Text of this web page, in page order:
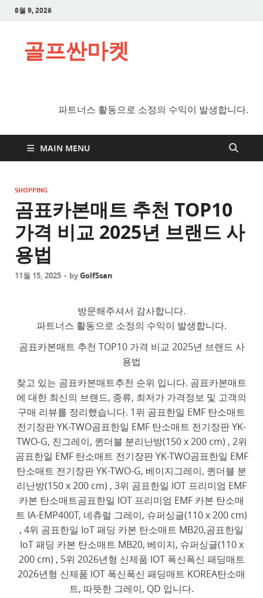
8월 9, 2026
골프싼마켓
파트너스 활동으로 소정의 수익이 발생합니다.
MAIN MENU
SHOPPING
곰표카본매트 추천 TOP10
가격 비교 2025년 브랜드 사
용법
11월 15, 2025 - byGolfSsan
방문해주셔서 감사합니다.
파트너스 활동으로 소정의 수익이 발생합니다.
곰표카본매트 추천 TOP10 가격 비교 2025년 브랜드 사
용법
찾고 있는 곰표카본매트추천 순위 입니다. 곰표카본매트
에 대한 최신의 브랜드, 종류, 최저가 가격정보 및 고객의
구매 리뷰를 정리했습니다. 1위 곰표한일 EMF 탄소매트
전기장판 YK-TWO곰표한일 EMF 탄소매트 전기장판 YK-
TWO-G, 진그레이, 퀸더블 분리난방(150 x 200 cm) , 2위
곰표한일 EMF 탄소매트 전기장판 YK-TWO곰표한일 EMF
탄소매트 전기장판 YK-TWO-G, 베이지그레이, 퀸더블 분
리난방(150 x 200 cm) , 3위 곰표한일 IOT 프리미엄 EMF
카본 탄소매트곰표한일 IOT 프리미엄 EMF 카본 탄소매
트 IA-EMP400T, 네츄럴 그레이, 슈퍼싱글(110 x 200 cm)
, 4위 곰표한일 IoT 패딩 카본 탄소매트 MB20,곰표한일
IoT 패딩 카본 탄소매트 MB20, 베이지, 슈퍼싱글(110 x
200 cm) , 5위 2026년형 신제품 IOT 폭신폭신 패딩매트
2026년형 신제품 IOT 폭신폭신 패딩매트 KOREA탄소매
트, 따뜻한 그레이, QD 입니다.